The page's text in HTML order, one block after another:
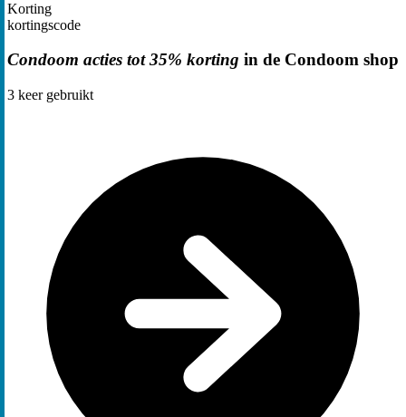
Korting
kortingscode
Condoom acties tot 35% korting in de Condoom shop
3 keer gebruikt